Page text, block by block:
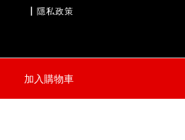
加入購物車
隱私政策
                  |
退款政策